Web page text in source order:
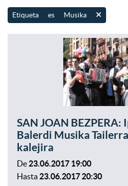
Etiqueta es Musika
SAN JOAN
Balerdi Musika
kalejira
De 23.06.2017 19:00
Hasta 23.06.2017 20:30